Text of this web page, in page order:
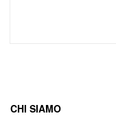
CHI SIAMO